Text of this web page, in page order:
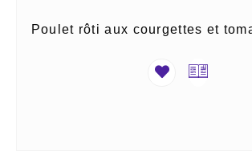
Poulet rôti aux courgettes et